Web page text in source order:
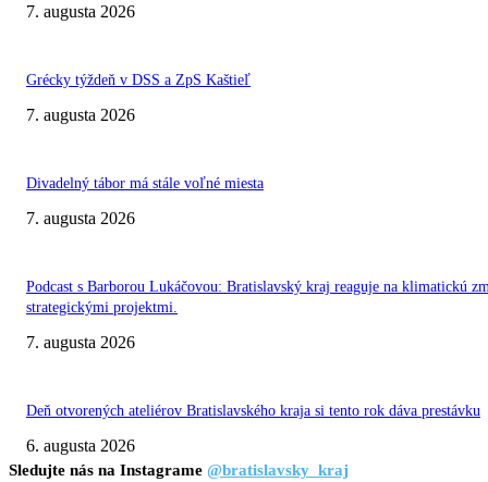
7. augusta 2026
Grécky týždeň v DSS a ZpS Kaštieľ
7. augusta 2026
Divadelný tábor má stále voľné miesta
7. augusta 2026
Podcast s Barborou Lukáčovou: Bratislavský kraj reaguje na klimatickú
strategickými projektmi.
7. augusta 2026
Deň otvorených ateliérov Bratislavského kraja si tento rok dáva prestávku
6. augusta 2026
Sledujte nás na Instagrame @bratislavsky_kraj